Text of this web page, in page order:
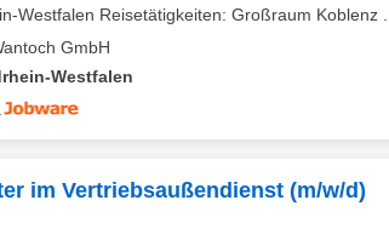
Westfalen Reisetätigkeiten: Großraum Koblenz ...
GmbH
Westfalen
im Vertriebsaußendienst (m/w/d)